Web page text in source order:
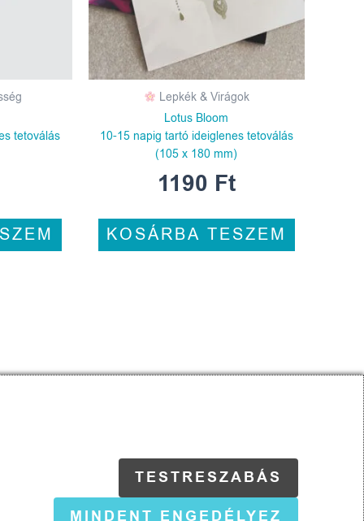
tetoválás
Lepkék & Virágok
Lotus Bloom
10-15 napig tartó ideiglenes tetoválás
(105 x 180 mm)
1190 Ft
KOSÁRBA TESZEM
és a termékek valódi méretét.
TESTRESZABÁS
MINDENT ENGEDÉLYEZ